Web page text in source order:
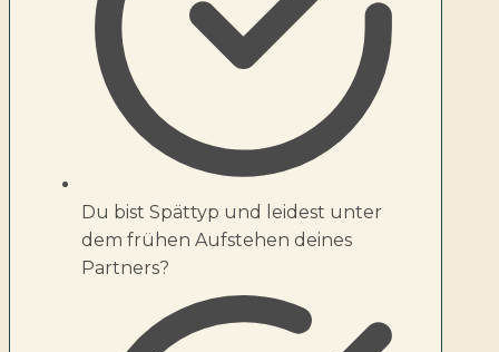
Du bist Spättyp und leidest unter
dem frühen Aufstehen deines
Partners?